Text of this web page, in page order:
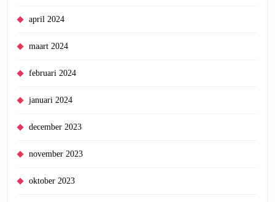
april 2024
maart 2024
februari 2024
januari 2024
december 2023
november 2023
oktober 2023